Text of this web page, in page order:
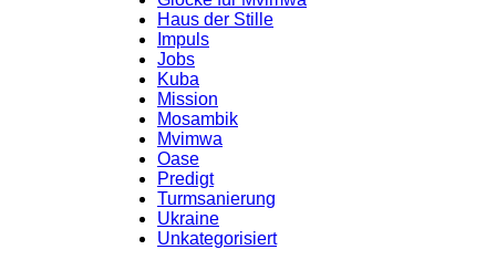
Haus der Stille
Impuls
Jobs
Kuba
Mission
Mosambik
Mvimwa
Oase
Predigt
Turmsanierung
Ukraine
Unkategorisiert